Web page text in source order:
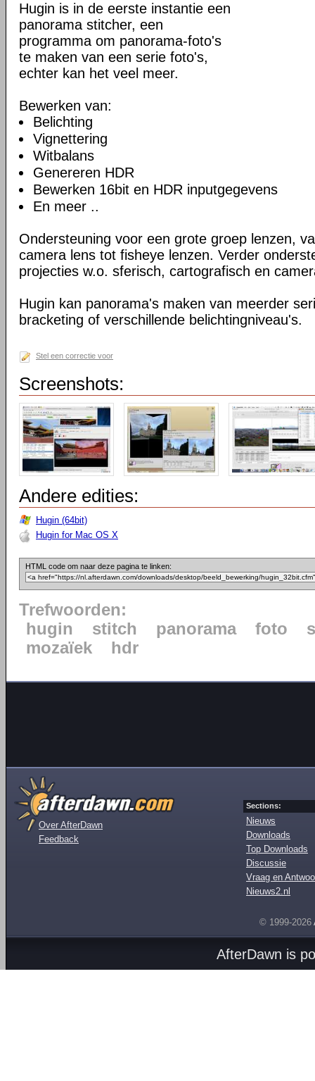
Hugin is in de eerste instantie een
panorama stitcher, een
programma om panorama-foto's
te maken van een serie foto's,
echter kan het veel meer.
Bewerken van:
Belichting
Vignettering
Witbalans
Genereren HDR
Bewerken 16bit en HDR inputgegevens
En meer ..
Ondersteuning voor een grote groep lenzen,
camera lens tot fisheye lenzen. Verder
projecties w.o. sferisch, cartografisch en
Hugin kan panorama's maken van meerder
bracketing of verschillende belichtingniveau's.
Stel een correctie voor
Screenshots:
Andere edities:
Hugin (64bit)
Hugin for Mac OS X
HTML code om naar deze pagina te linken:
Trefwoorden:
hugin
stitch panorama foto
mozaïek
hdr
Over AfterDawn
Feedback
Sections:
Nieuws
Downloads
Top Downloads
Discussie
Vraag en
Nieuws2.nl
© 1999-2026
AfterDawn is